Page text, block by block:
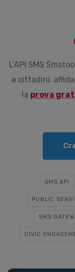
L’API SMS
e cittadini:
la prova
SMS API
PUBLIC
SMS
CIVIC